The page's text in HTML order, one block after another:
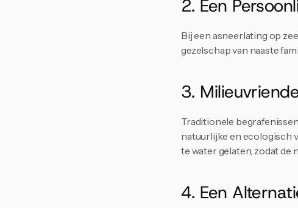
2. Een
Bij een asneerlating op
gezelschap van naaste
3.
Traditionele
natuurlijke en ecologisch
te water gelaten, zodat
4. Een